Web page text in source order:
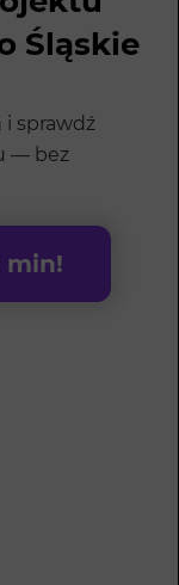
Śląskie
sprawdź
— bez
min!